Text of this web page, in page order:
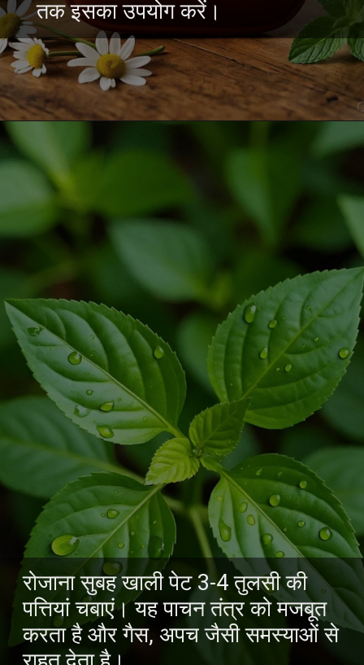
रोजाना सुबह खाली पेट 3-4 तुलसी की
पत्तियां चबाएं। यह पाचन तंत्र को मजबूत
करता है और गैस, अपच जैसी समस्याओं से